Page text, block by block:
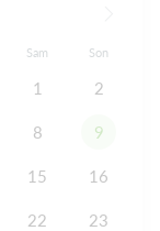
Sam Son
1 2
8 9
15 16
22 23